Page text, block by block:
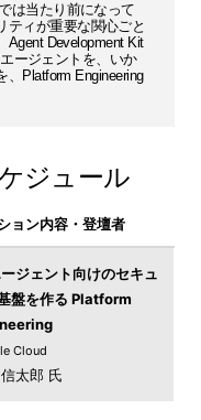
は当たり前になって
ティが重要な関心ごと
Development Kit
ージェントを、いか
Platform Engineering
ジュール
ョン内容・登壇者
ジェント向けのセキュ
盤を作る Platform
Cloud
太郎 氏